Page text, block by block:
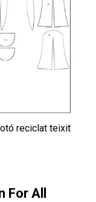
reciclat teixit
All